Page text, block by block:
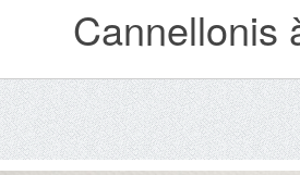
Cannellonis